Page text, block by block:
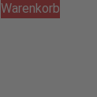
Warenkorb